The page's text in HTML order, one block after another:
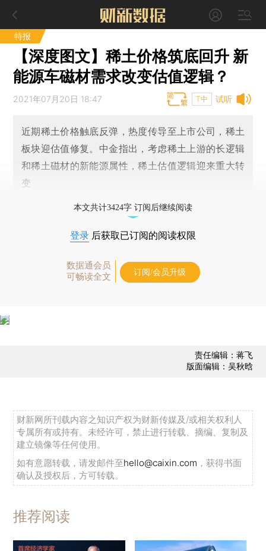
特报
【深度图文】稀土价格筑底回升 新
能源车磁材需求改变估值逻辑？
试听
2021年07月20日 18:47 T中
近期稀土价格触底反弹，热度传导至上市公司，稀土
板块迎估值修复。中金指出，考虑稀土上游的长逻辑
和稀土磁材的新能源属性，稀土估值逻辑迎来重大转
变
本文共计3424字 订阅后继续阅读
登录 后获取已订阅的阅读权限
数据通会员
可畅读全文
订阅/会员升级
责任编辑：蒋飞
版面编辑：吴秋晗
财新网所刊载内容之知识产权为财新传媒及/或相关权利人
专属所有或持有。未经许可，禁止进行转载、摘编、复制及
建立镜像等任何使用。
如有意愿转载，请发邮件至hello@caixin.com ，获得书面
确认及授权后，方可转载。
推荐阅读